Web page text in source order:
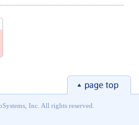
Inc. All rights reserved.